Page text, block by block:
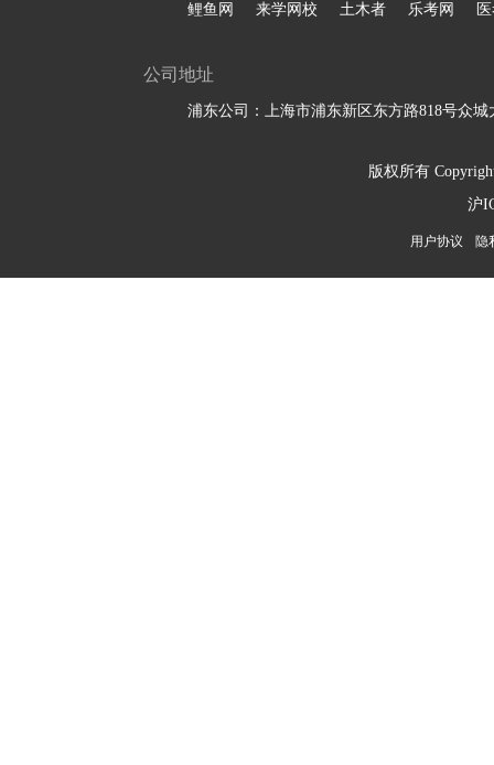
鲤鱼网 来学网校 土木者 乐考网
公司地址
浦东公司：上海市浦东新区东方路818号众城
版权所有
沪
用户协议 隐